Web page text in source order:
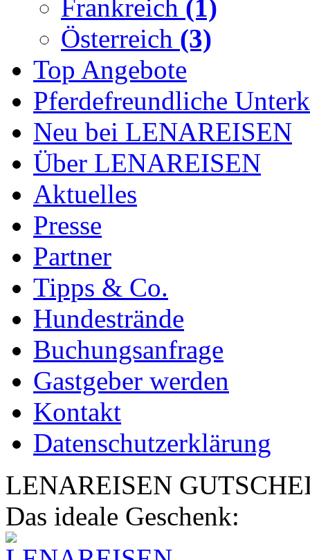
Frankreich (1)
Österreich (3)
Top Angebote
Pferdefreundliche
Neu bei LENAREISEN
Über LENAREISEN
Aktuelles
Presse
Partner
Tipps & Co.
Hundestrände
Buchungsanfrage
Gastgeber werden
Kontakt
Datenschutzerklärung
LENAREISEN
Das ideale Geschenk: